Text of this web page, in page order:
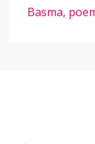
Basma,